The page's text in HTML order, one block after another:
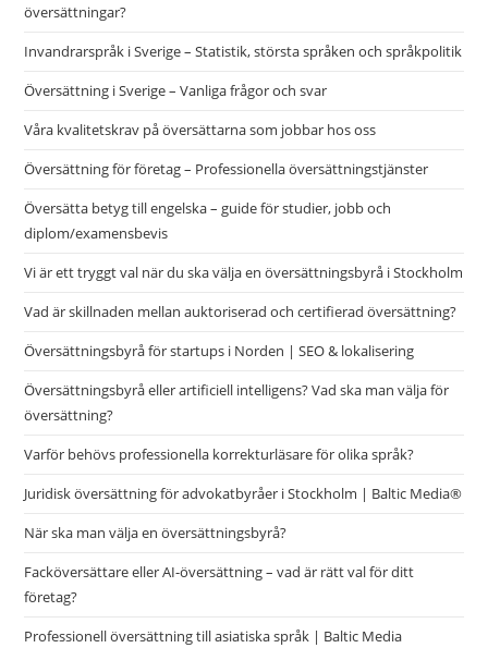
översättningar?
Invandrarspråk i Sverige – Statistik, största språken och språkpolitik
Översättning i Sverige – Vanliga frågor och svar
Våra kvalitetskrav på översättarna som jobbar hos oss
Översättning för företag – Professionella översättningstjänster
Översätta betyg till engelska – guide för studier, jobb och
diplom/examensbevis
Vi är ett tryggt val när du ska välja en översättningsbyrå i Stockholm
Vad är skillnaden mellan auktoriserad och certifierad översättning?
Översättningsbyrå för startups i Norden | SEO & lokalisering
Översättningsbyrå eller artificiell intelligens? Vad ska man välja för
översättning?
Varför behövs professionella korrekturläsare för olika språk?
Juridisk översättning för advokatbyråer i Stockholm | Baltic Media®
När ska man välja en översättningsbyrå?
Facköversättare eller AI-översättning – vad är rätt val för ditt
företag?
Professionell översättning till asiatiska språk | Baltic Media